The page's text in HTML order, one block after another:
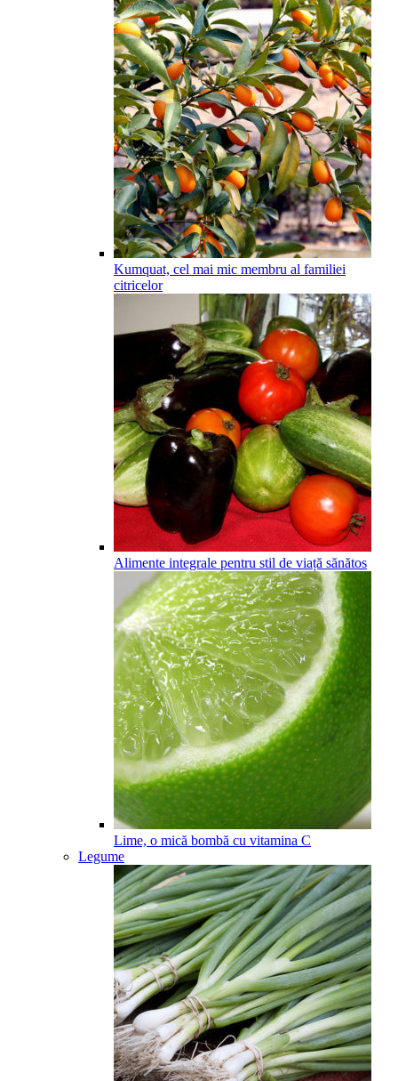
Kumquat, cel mai mic membru al familiei
citricelor
Alimente integrale pentru stil de viață sănătos
Lime, o mică bombă cu vitamina C
Legume